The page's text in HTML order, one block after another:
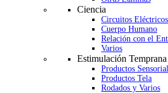
Ciencia
Circuitos Eléctricos
Cuerpo Humano
Relación con el
Varios
Estimulación Temprana
Productos
Productos Tela
Rodados y Varios